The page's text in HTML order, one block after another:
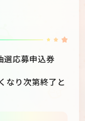
選応募申込券
なり次第終了と